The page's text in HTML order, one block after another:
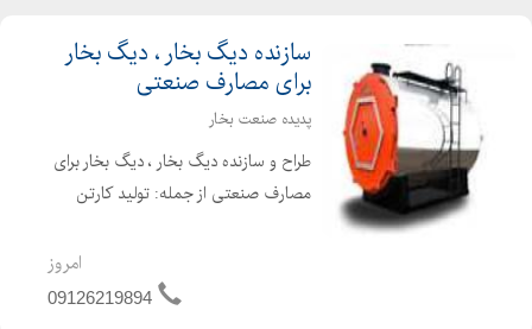
سازنده دیگ بخار ، دیگ بخار
برای مصارف صنعتی
پدیده صنعت بخار
طراح و سازنده دیگ بخار ، دیگ بخار برای
مصارف صنعتی از جمله: تولید کارتن
صنعتی فروش همراه با گارانتی پرداخت
امروز
09126219894